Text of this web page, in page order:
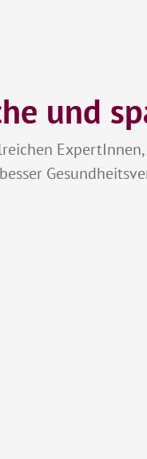
und